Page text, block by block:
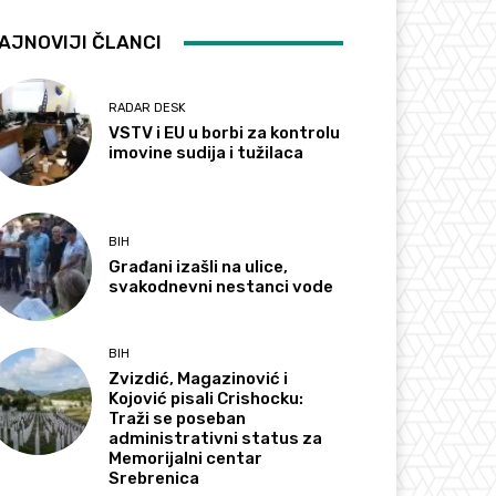
ČLANCI
RADAR DESK
VSTV i EU u borbi za kontrolu
imovine sudija i tužilaca
BIH
Građani izašli na ulice,
svakodnevni nestanci vode
BIH
Zvizdić, Magazinović i
Kojović pisali Crishocku:
Traži se poseban
administrativni status za
Memorijalni centar
Srebrenica